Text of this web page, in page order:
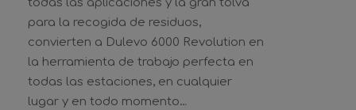
todas las aplicaciones y la gran tolva
para la recogida de residuos,
convierten a Dulevo 6000 Revolution en
la herramienta de trabajo perfecta en
todas las estaciones, en cualquier
lugar y en todo momento…